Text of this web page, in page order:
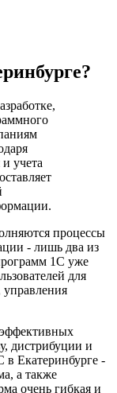
учета
процессы
- лишь два из
1С уже
для
управления
эффективных
дистрибуции и
в Екатеринбурге -
а также
очень гибкая и